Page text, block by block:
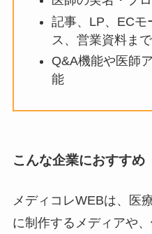
記事、LP、ECモ
ス、営業資料ま
Q&A機能や医師
能
こんな企業におすすめ
メディコレWEBは、医
に制作するメディアや